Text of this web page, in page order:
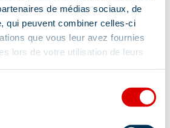
de médias sociaux, de
qui peuvent combiner celles-ci
que vous leur avez fournies
lors de votre utilisation de leurs
mise à jour le